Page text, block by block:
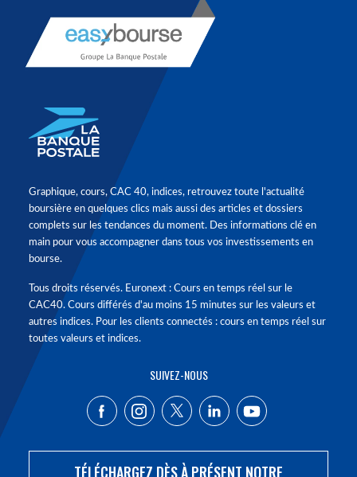
Graphique, cours, CAC 40, indices, retrouvez toute l'actualité
boursière en quelques clics mais aussi des articles et dossiers
complets sur les tendances du moment. Des informations clé en
main pour vous accompagner dans tous vos investissements en
bourse.
Tous droits réservés. Euronext : Cours en temps réel sur le
CAC40. Cours différés d'au moins 15 minutes sur les valeurs et
autres indices. Pour les clients connectés : cours en temps réel sur
toutes valeurs et indices.
SUIVEZ-NOUS
TÉLÉCHARGEZ DÈS À PRÉSENT NOTRE